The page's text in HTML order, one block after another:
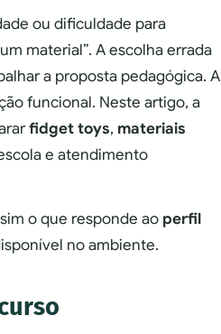
ou dificuldade para
material”. A escolha errada
a proposta pedagógica. A
funcional. Neste artigo, a
fidget toys, materiais
e atendimento
o que responde ao perfil
no ambiente.